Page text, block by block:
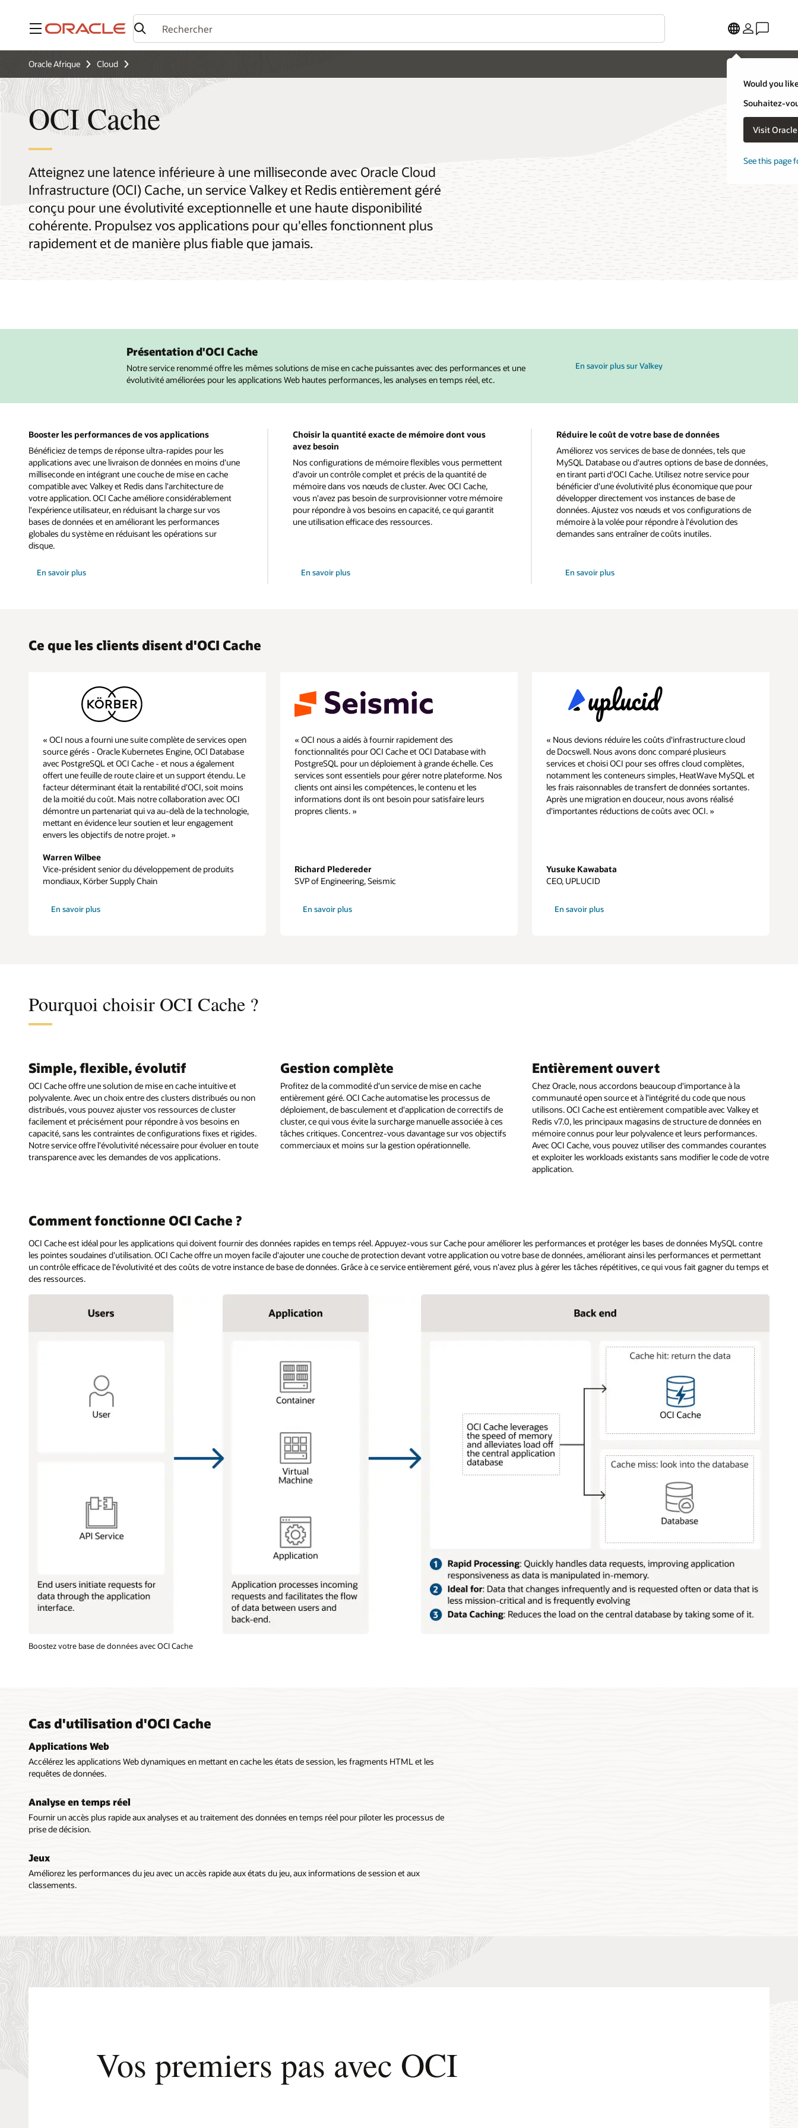
Menu
Would you
Souhaitez-
Visit
See this page
Oracle Afrique Cloud
OCI Cache
Atteignez une latence inférieure à une milliseconde avec Oracle Cloud
Infrastructure (OCI) Cache, un service Valkey et Redis entièrement géré
conçu pour une évolutivité exceptionnelle et une haute disponibilité
cohérente. Propulsez vos applications pour qu'elles fonctionnent plus
rapidement et de manière plus fiable que jamais.
Présentation d'OCI Cache
Notre service renommé offre les mêmes solutions de mise en cache puissantes avec des performances et une
évolutivité améliorées pour les applications Web hautes performances, les analyses en temps réel, etc.
En savoir plus sur Valkey
Booster les performances de vos applications
Bénéficiez de temps de réponse ultra-rapides pour les
applications avec une livraison de données en moins d'une
milliseconde en intégrant une couche de mise en cache
compatible avec Valkey et Redis dans l'architecture de
votre application. OCI Cache améliore considérablement
l'expérience utilisateur, en réduisant la charge sur vos
bases de données et en améliorant les performances
globales du système en réduisant les opérations sur
disque.
En savoir plus
Choisir la quantité exacte de mémoire dont vous
avez besoin
Nos configurations de mémoire flexibles vous permettent
d'avoir un contrôle complet et précis de la quantité de
mémoire dans vos nœuds de cluster. Avec OCI Cache,
vous n'avez pas besoin de surprovisionner votre mémoire
pour répondre à vos besoins en capacité, ce qui garantit
une utilisation efficace des ressources.
En savoir plus
comment
Réduire le coût de votre base de données
Améliorez vos services de base de données, tels que
MySQL Database ou d'autres options de base de données,
en tirant parti d'OCI Cache. Utilisez notre service pour
bénéficier d'une évolutivité plus économique que pour
développer directement vos instances de base de
données. Ajustez vos nœuds et vos configurations de
mémoire à la volée pour répondre à l'évolution des
demandes sans entraîner de coûts inutiles.
En savoir plus
Ce que les clients disent d'OCI Cache
« OCI nous a fourni une suite complète de services open
source gérés - Oracle Kubernetes Engine, OCI Database
avec PostgreSQL et OCI Cache - et nous a également
offert une feuille de route claire et un support étendu. Le
facteur déterminant était la rentabilité d'OCI, soit moins
de la moitié du coût. Mais notre collaboration avec OCI
démontre un partenariat qui va au-delà de la technologie,
mettant en évidence leur soutien et leur engagement
envers les objectifs de notre projet. »
Warren Wilbee
Vice-président senior du développement de produits
mondiaux, Körber Supply Chain
En savoir plus
sur
« OCI nous a aidés à fournir rapidement des
fonctionnalités pour OCI Cache et OCI Database with
PostgreSQL pour un déploiement à grande échelle. Ces
services sont essentiels pour gérer notre plateforme. Nos
clients ont ainsi les compétences, le contenu et les
informations dont ils ont besoin pour satisfaire leurs
propres clients. »
Richard Pledereder
SVP of Engineering, Seismic
En savoir plus
sur
« Nous devions réduire les coûts d'infrastructure cloud
de Docswell. Nous avons donc comparé plusieurs
services et choisi OCI pour ses offres cloud complètes,
notamment les conteneurs simples, HeatWave MySQL et
les frais raisonnables de transfert de données sortantes.
Après une migration en douceur, nous avons réalisé
d'importantes réductions de coûts avec OCI. »
Yusuke Kawabata
CEO, UPLUCID
En savoir plus
sur
Pourquoi choisir OCI Cache ?
Simple, flexible, évolutif
OCI Cache offre une solution de mise en cache intuitive et
polyvalente. Avec un choix entre des clusters distribués ou non
distribués, vous pouvez ajuster vos ressources de cluster
facilement et précisément pour répondre à vos besoins en
capacité, sans les contraintes de configurations fixes et rigides.
Notre service offre l'évolutivité nécessaire pour évoluer en toute
transparence avec les demandes de vos applications.
Gestion complète
Profitez de la commodité d'un service de mise en cache
entièrement géré. OCI Cache automatise les processus de
déploiement, de basculement et d'application de correctifs de
cluster, ce qui vous évite la surcharge manuelle associée à ces
tâches critiques. Concentrez-vous davantage sur vos objectifs
commerciaux et moins sur la gestion opérationnelle.
Entièrement ouvert
Chez Oracle, nous accordons beaucoup d'importance à la
communauté open source et à l'intégrité du code que nous
utilisons. OCI Cache est entièrement compatible avec Valkey et
Redis v7.0, les principaux magasins de structure de données en
mémoire connus pour leur polyvalence et leurs performances.
Avec OCI Cache, vous pouvez utiliser des commandes courantes
et exploiter les workloads existants sans modifier le code de votre
application.
Comment fonctionne OCI Cache ?
OCI Cache est idéal pour les applications qui doivent fournir des données rapides en temps réel. Appuyez-vous sur Cache pour améliorer les performances et protéger les bases de données MySQL contre
les pointes soudaines d'utilisation. OCI Cache offre un moyen facile d'ajouter une couche de protection devant votre application ou votre base de données, améliorant ainsi les performances et permettant
un contrôle efficace de l'évolutivité et des coûts de votre instance de base de données. Grâce à ce service entièrement géré, vous n'avez plus à gérer les tâches répétitives, ce qui vous fait gagner du temps et
des ressources.
illustrant
utilisateurs
le
back-
end
dans
application
à
l'aide
Cache.
Les
utilisateurs
(utilisateur
d'API)
lancent
des
demandes
qui
Boostez votre base de données avec OCI Cache
Cas d'utilisation d'OCI Cache
Applications Web
Accélérez les applications Web dynamiques en mettant en cache les états de session, les fragments HTML et les
requêtes de données.
Analyse en temps réel
Fournir un accès plus rapide aux analyses et au traitement des données en temps réel pour piloter les processus de
prise de décision.
Jeux
Améliorez les performances du jeu avec un accès rapide aux états du jeu, aux informations de session et aux
classements.
Vos premiers pas avec OCI